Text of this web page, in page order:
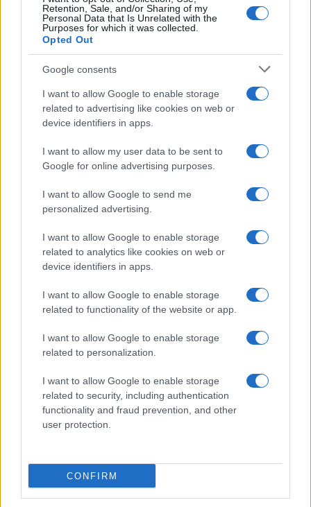
Retention, Sale, and/or Sharing of my
Personal Data that Is Unrelated with the
Purposes for which it was collected.
Opted Out
Google consents
I want to allow Google to enable storage
related to advertising like cookies on web or
device identifiers in apps.
I want to allow my user data to be sent to
Google for online advertising purposes.
I want to allow Google to send me
personalized advertising.
I want to allow Google to enable storage
related to analytics like cookies on web or
device identifiers in apps.
I want to allow Google to enable storage
related to functionality of the website or app.
I want to allow Google to enable storage
related to personalization.
I want to allow Google to enable storage
related to security, including authentication
functionality and fraud prevention, and other
user protection.
CONFIRM
Η ΣΤΗΛΗ ΜΑΣ
της Ζωής μας